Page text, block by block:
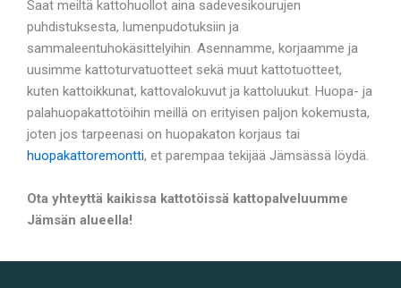
Saat meiltä kattohuollot aina sadevesikourujen
puhdistuksesta, lumenpudotuksiin ja
sammaleentuhokäsittelyihin. Asennamme, korjaamme ja
uusimme kattoturvatuotteet sekä muut kattotuotteet,
kuten kattoikkunat, kattovalokuvut ja kattoluukut. Huopa- ja
palahuopakattotöihin meillä on erityisen paljon kokemusta,
joten jos tarpeenasi on huopakaton korjaus tai
huopakattoremontti, et parempaa tekijää Jämsässä löydä.
Ota yhteyttä kaikissa kattotöissä kattopalveluumme
Jämsän alueella!